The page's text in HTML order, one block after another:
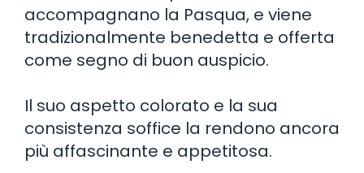
accompagnano la Pasqua, e viene
tradizionalmente benedetta e offerta
come segno di buon auspicio.
Il suo aspetto colorato e la sua
consistenza soffice la rendono ancora
più affascinante e appetitosa.